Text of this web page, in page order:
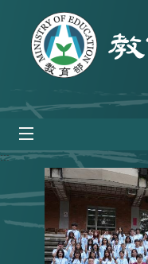
跳到主要內容區塊
:::